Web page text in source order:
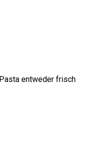
entweder frisch